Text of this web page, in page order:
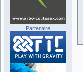
Partenaire